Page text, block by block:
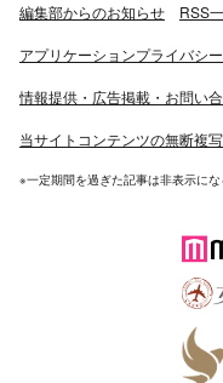
編集部からのお知らせ RSS
アプリケーションプライバシ
情報提供・広告掲載・お問い
当サイトコンテンツの無断複
※一定期間を過ぎた記事は非表示に